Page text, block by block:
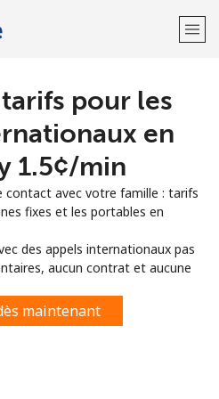
avec
ou
pour les
en
⁦1.5¢⁩/min
contact avec votre famille : tarifs
fixes et les portables en
des appels internationaux pas
aucun contrat et aucune
maintenant